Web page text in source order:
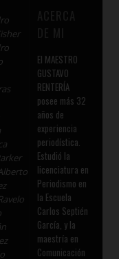
El MAESTRO
GUSTAVO
RENTERÍA
posee más 32
años de
experiencia
periodística.
Estudió la
licenciatura en
Periodismo en
la Escuela
Carlos Septién
García, y la
maestría en
Comunicación